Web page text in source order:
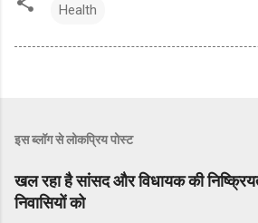
Health
इस ब्लॉग से लोकप्रिय पोस्ट
खल रहा है सांसद और विधायक की
निवासियों को